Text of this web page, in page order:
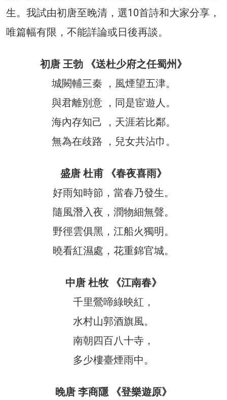
生。我試由初唐至晚清，選10首詩和大家分享，
唯篇幅有限，不能詳論或日後再談。
初唐 王勃 《送杜少府之任蜀州》
城闕輔三秦 ，風煙望五津。
與君離別意 ，同是宦遊人。
海內存知己 ，天涯若比鄰。
無為在歧路 ，兒女共沾巾。
盛唐 杜甫 《春夜喜雨》
好雨知時節，當春乃發生。
隨風潛入夜，潤物細無聲。
野徑雲俱黑，江船火獨明。
曉看紅濕處，花重錦官城。
中唐 杜牧 《江南春》
千里鶯啼綠映紅，
水村山郭酒旗風。
南朝四百八十寺，
多少樓臺煙雨中。
晚唐 李商隱 《登樂遊原》